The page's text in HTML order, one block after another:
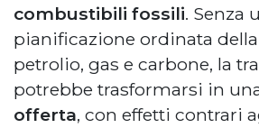
combustibili fossili. Senza
pianificazione ordinata
petrolio, gas e carbone, la
potrebbe trasformarsi in
offerta, con effetti contrari